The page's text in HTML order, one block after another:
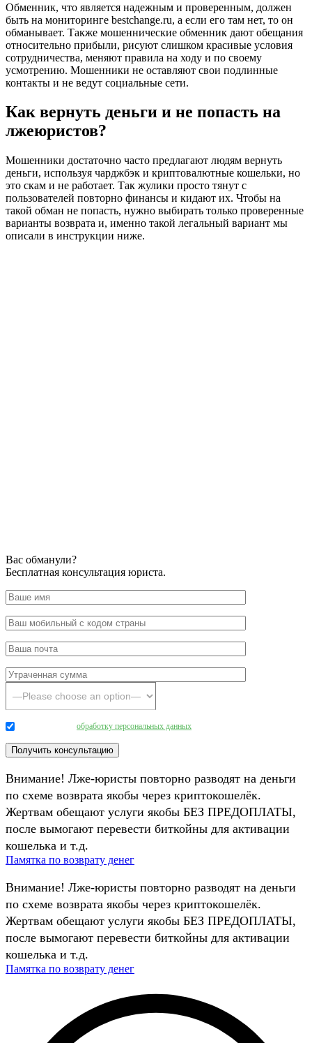
Обменник, что является надежным и проверенным, должен
быть на мониторинге bestchange.ru, а если его там нет, то он
обманывает. Также мошеннические обменник дают обещания
относительно прибыли, рисуют слишком красивые условия
сотрудничества, меняют правила на ходу и по своему
усмотрению. Мошенники не оставляют свои подлинные
контакты и не ведут социальные сети.
Как вернуть деньги и не попасть на
лжеюристов?
Мошенники достаточно часто предлагают людям вернуть
деньги, используя чарджбэк и криптовалютные кошельки, но
это скам и не работает. Так жулики просто тянут с
пользователей повторно финансы и кидают их. Чтобы на
такой обман не попасть, нужно выбирать только проверенные
варианты возврата и, именно такой легальный вариант мы
описали в инструкции ниже.
Вас обманули?
Бесплатная консультация юриста.
обработку персональных данных
Внимание! Лже-юристы повторно разводят на деньги
по схеме возврата якобы через криптокошелёк.
Жертвам обещают услуги якобы БЕЗ ПРЕДОПЛАТЫ,
после вымогают перевести биткойны для активации
кошелька и т.д.
Памятка по возврату денег
Внимание! Лже-юристы повторно разводят на деньги
по схеме возврата якобы через криптокошелёк.
Жертвам обещают услуги якобы БЕЗ ПРЕДОПЛАТЫ,
после вымогают перевести биткойны для активации
кошелька и т.д.
Памятка по возврату денег